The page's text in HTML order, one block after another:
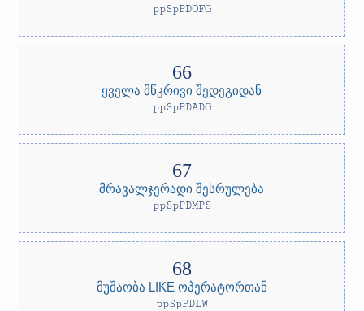
ppSpPDOFG
ყველა მწკრივი შედეგიდან
ppSpPDADG
მრავალჯერადი შესრულება
ppSpPDMPS
მუშაობა LIKE ოპერატორთან
ppSpPDLW